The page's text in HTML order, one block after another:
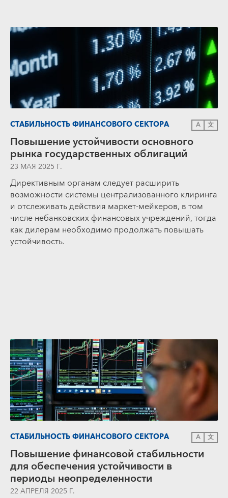
СТАБИЛЬНОСТЬ ФИНАНСОВОГО СЕКТОРА A 文
Повышение устойчивости основного
рынка государственных облигаций
23 МАЯ 2025 Г.
Директивным органам следует расширить
возможности системы централизованного клиринга
и отслеживать действия маркет-мейкеров, в том
числе небанковских финансовых учреждений, тогда
как дилерам необходимо продолжать повышать
устойчивость.
СТАБИЛЬНОСТЬ ФИНАНСОВОГО СЕКТОРА A 文
Повышение финансовой стабильности
для обеспечения устойчивости в
периоды неопределенности
22 АПРЕЛЯ 2025 Г.